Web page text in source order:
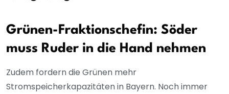
Grünen-Fraktionschefin: Söder
muss Ruder in die Hand nehmen
Zudem fordern die Grünen mehr
Stromspeicherkapazitäten in Bayern. Noch immer